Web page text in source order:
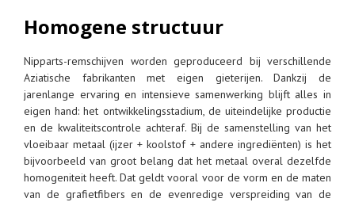
Homogene structuur
Nipparts-remschijven worden geproduceerd bij verschillende
Aziatische fabrikanten met eigen gieterijen. Dankzij de
jarenlange ervaring en intensieve samenwerking blijft alles in
eigen hand: het ontwikkelingsstadium, de uiteindelijke productie
en de kwaliteitscontrole achteraf. Bij de samenstelling van het
vloeibaar metaal (ijzer + koolstof + andere ingrediënten) is het
bijvoorbeeld van groot belang dat het metaal overal dezelfde
homogeniteit heeft. Dat geldt vooral voor de vorm en de maten
van de grafietfibers en de evenredige verspreiding van de